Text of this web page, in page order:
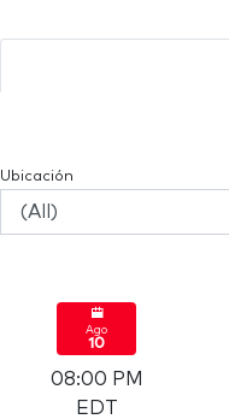
Ubicación
Ago
10
08:00 PM
EDT